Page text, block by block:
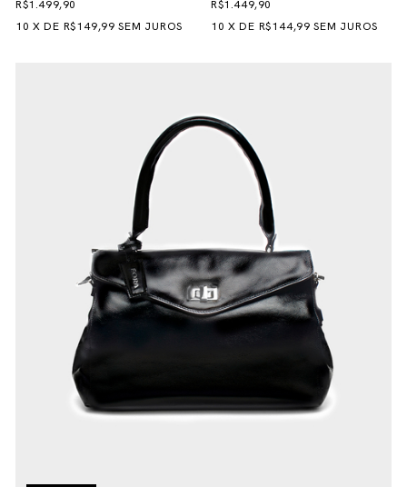
R$1.499,90
10 XDE R$149,99 SEM JUROS
R$1.449,90
10 XDE R$144,99 SEM JUROS